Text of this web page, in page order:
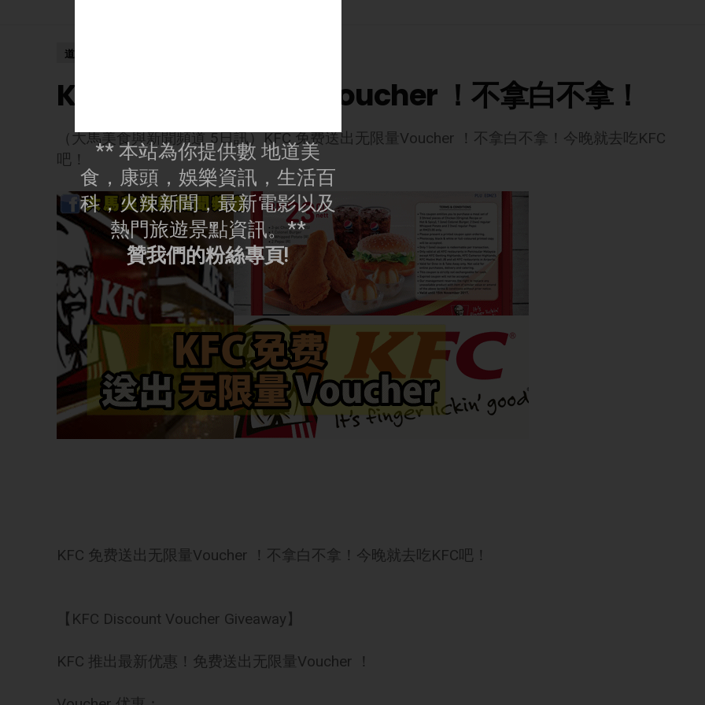
道地好康
KFC 免费送出无限量Voucher ！不拿白不拿！
（大馬美食與新聞頻道 5日訊）KFC 免费送出无限量Voucher ！不拿白不拿！今晚就去吃KFC
吧！
KFC 免费送出无限量Voucher ！不拿白不拿！今晚就去吃KFC吧！
【KFC Discount Voucher Giveaway】
KFC 推出最新优惠！免费送出无限量Voucher ！
** 本站為你提供數 地道美
食，康頭，娛樂資訊，生活百
科，火辣新聞，最新電影以及
熱門旅遊景點資訊。**
贊我們的粉絲專頁!